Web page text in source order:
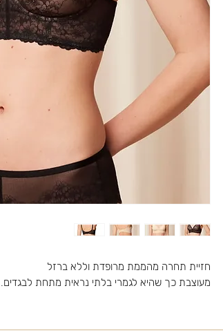
חזיית תחרה מהממת מרופדת וללא ברזל
מעוצבת כך שהיא לגמרי בלתי נראית מתחת לבגדים.